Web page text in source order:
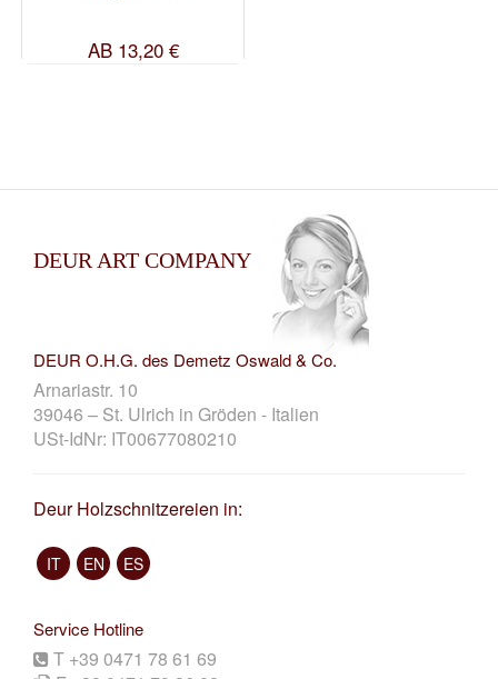
AB13,20 €
DEUR ART COMPANY
DEUR O.H.G. des Demetz Oswald & Co.
Arnariastr. 10
39046 – St. Ulrich in Gröden - Italien
USt-IdNr: IT00677080210
Deur Holzschnitzereien in:
IT EN ES
Service Hotline
T +39 0471 78 61 69